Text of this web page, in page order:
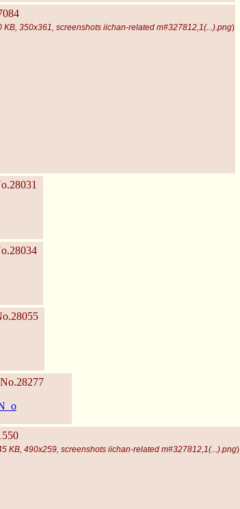
KB, 350x361, screenshots iichan-related m#327812,1(...).png)
No.28277
KB, 490x259, screenshots iichan-related m#327812,1(...).png)